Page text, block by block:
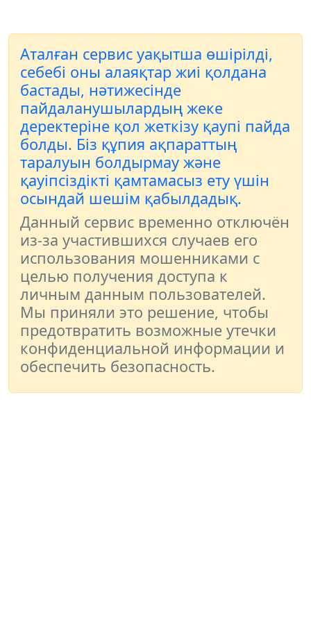
Аталған сервис уақытша өшірілді,
себебі оны алаяқтар жиі қолдана
бастады, нәтижесінде
пайдаланушылардың жеке
деректеріне қол жеткізу қаупі пайда
болды. Біз құпия ақпараттың
таралуын болдырмау және
қауіпсіздікті қамтамасыз ету үшін
осындай шешім қабылдадық.
Данный сервис временно отключён
из-за участившихся случаев его
использования мошенниками с
целью получения доступа к
личным данным пользователей.
Мы приняли это решение, чтобы
предотвратить возможные утечки
конфиденциальной информации и
обеспечить безопасность.